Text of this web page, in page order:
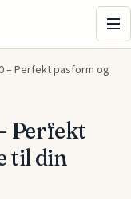
– Perfekt pasform og
Perfekt
til din